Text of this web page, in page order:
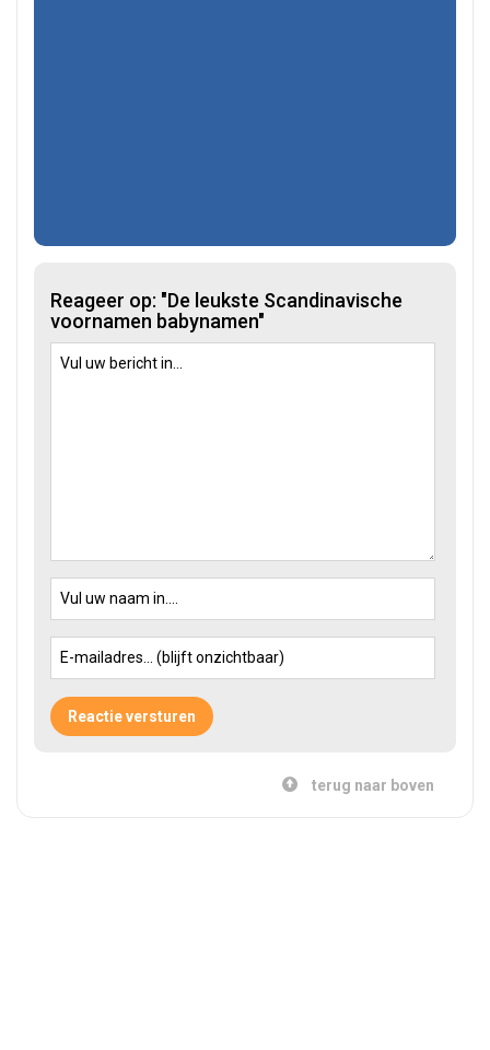
Reageer op: "De leukste Scandinavische
voornamen babynamen"
terug naar boven